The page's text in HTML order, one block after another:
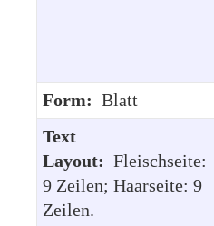
Form: Blatt
Text
Layout: Fleischseite:
9 Zeilen; Haarseite: 9
Zeilen.